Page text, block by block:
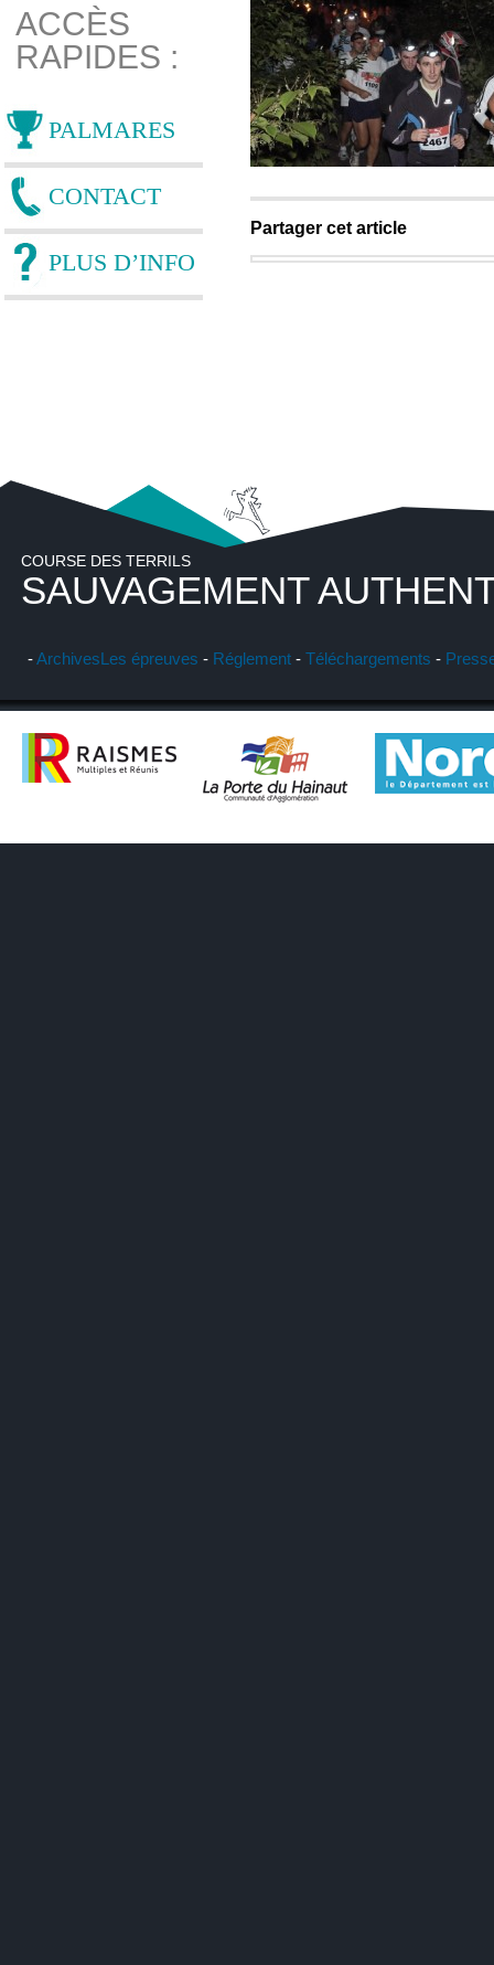
ACCÈS
RAPIDES :
PALMARES
CONTACT
PLUS D’INFO
Partager cet article
COURSE DES TERRILS
SAUVAGEMENT
-ArchivesLes épreuves - Réglement - Téléchargements -